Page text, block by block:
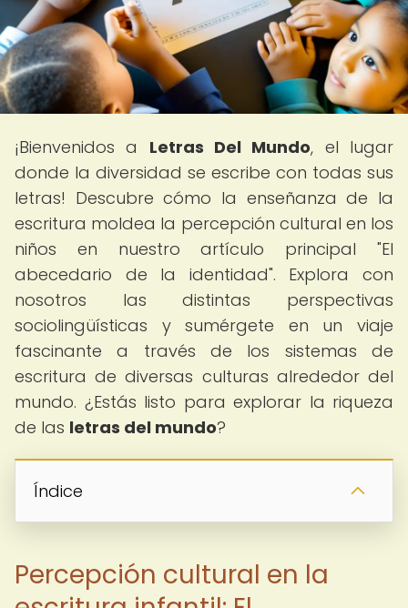
¡Bienvenidos a Letras Del Mundo, el lugar
donde la diversidad se escribe con todas sus
letras! Descubre cómo la enseñanza de la
escritura moldea la percepción cultural en los
niños en nuestro artículo principal "El
abecedario de la identidad". Explora con
nosotros las distintas perspectivas
sociolingüísticas y sumérgete en un viaje
fascinante a través de los sistemas de
escritura de diversas culturas alrededor del
mundo. ¿Estás listo para explorar la riqueza
de las letras del mundo?
Índice
Percepción cultural en la